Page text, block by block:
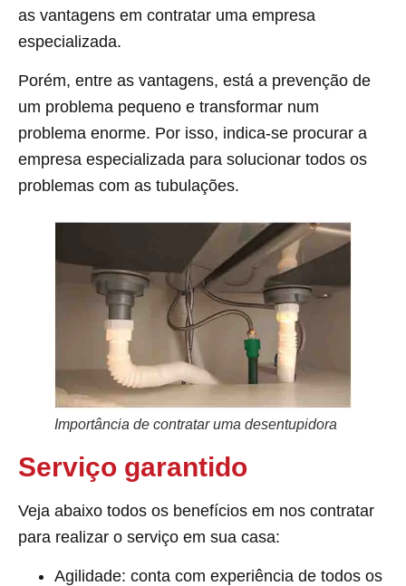
as vantagens em contratar uma empresa
especializada.
Porém, entre as vantagens, está a prevenção de
um problema pequeno e transformar num
problema enorme. Por isso, indica-se procurar a
empresa especializada para solucionar todos os
problemas com as tubulações.
Importância de contratar uma desentupidora
Serviço garantido
Veja abaixo todos os benefícios em nos contratar
para realizar o serviço em sua casa:
Agilidade: conta com experiência de todos os